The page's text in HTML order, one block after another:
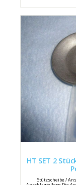
HT SET 2
Stützscheibe /